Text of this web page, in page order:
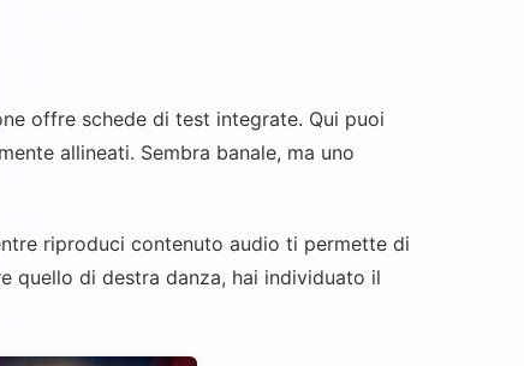
offre schede di test integrate. Qui puoi
allineati. Sembra banale, ma uno
riproduci contenuto audio ti permette di
quello di destra danza, hai individuato il